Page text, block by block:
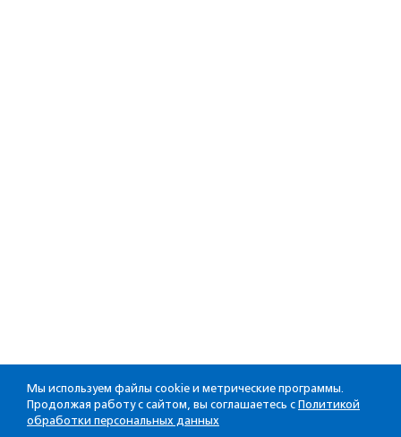
Мы используем файлы cookie и метрические программы.
Продолжая работу с сайтом, вы соглашаетесь с Политикой
обработки персональных данных